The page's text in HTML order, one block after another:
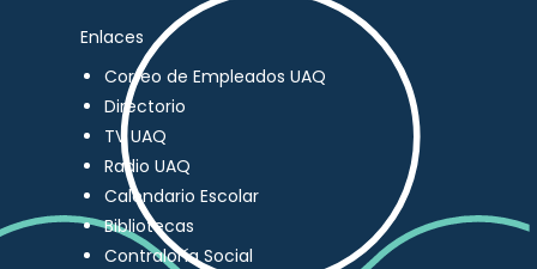
Enlaces
Correo de Empleados UAQ
Directorio
TV UAQ
Radio UAQ
Calendario Escolar
Bibliotecas
Contraloría Social